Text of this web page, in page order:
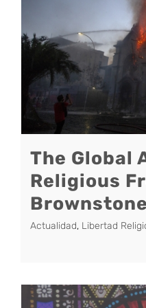
The Global
Religious
Actualidad, Libertad